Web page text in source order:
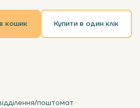
кошик Купити в один клік
поштомат